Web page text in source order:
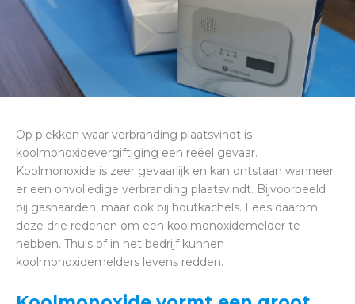
Op plekken waar verbranding plaatsvindt is
koolmonoxidevergiftiging een reëel gevaar.
Koolmonoxide is zeer gevaarlijk en kan ontstaan wanneer
er een onvolledige verbranding plaatsvindt. Bijvoorbeeld
bij gashaarden, maar ook bij houtkachels. Lees daarom
deze drie redenen om een koolmonoxidemelder te
hebben. Thuis of in het bedrijf kunnen
koolmonoxidemelders levens redden.